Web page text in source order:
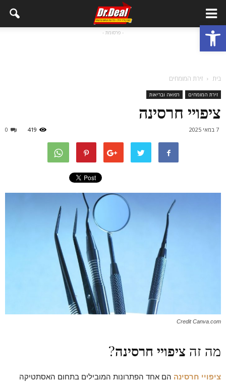
פתח סרגל נגישות - פרסומת -
בית זירת המומחים
זירת המומחים רפואה ובריאות
ציפויי חרסינה
7 במאי 2025 0 419
Credit Canva.com
מה זה ציפויי חרסינה?
ציפויי חרסינה הם אחד הפתרונות המובילים בתחום האסתטיקה